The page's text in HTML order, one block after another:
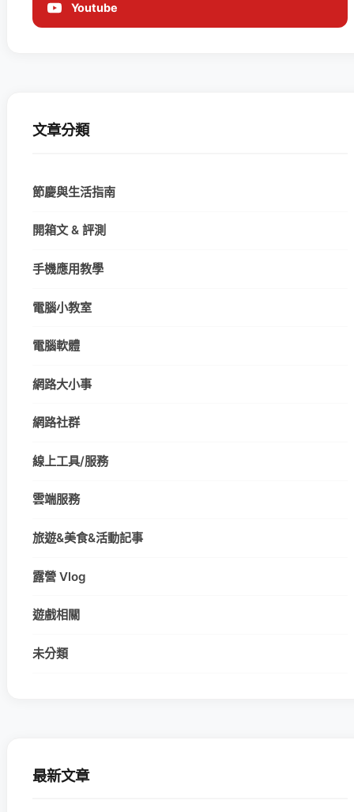
Youtube
文章分類
節慶與生活指南
開箱文 & 評測
手機應用教學
電腦小教室
電腦軟體
網路大小事
網路社群
線上工具/服務
雲端服務
旅遊&美食&活動記事
露營 Vlog
遊戲相關
未分類
最新文章